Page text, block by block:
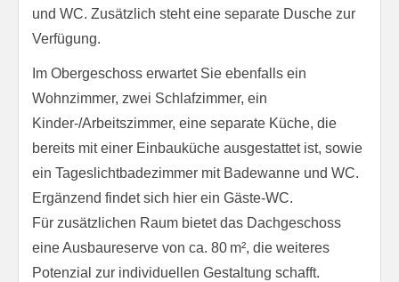
und WC. Zusätzlich steht eine separate Dusche zur
Verfügung.
Im Obergeschoss erwartet Sie ebenfalls ein
Wohnzimmer, zwei Schlafzimmer, ein
Kinder-/Arbeitszimmer, eine separate Küche, die
bereits mit einer Einbauküche ausgestattet ist, sowie
ein Tageslichtbadezimmer mit Badewanne und WC.
Ergänzend findet sich hier ein Gäste-WC.
Für zusätzlichen Raum bietet das Dachgeschoss
eine Ausbaureserve von ca. 80 m², die weiteres
Potenzial zur individuellen Gestaltung schafft.